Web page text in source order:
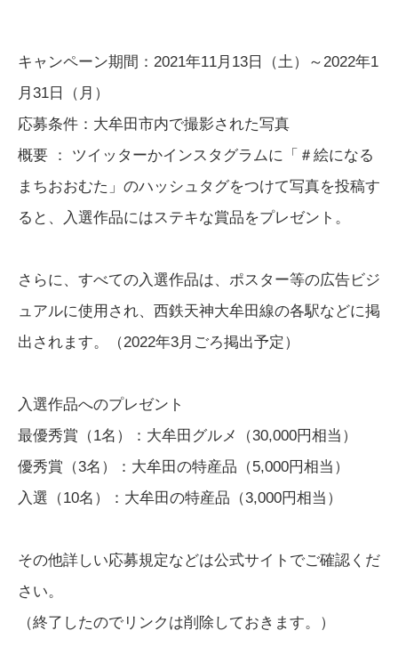
キャンペーン期間：2021年11月13日（土）～2022年1
月31日（月）
応募条件：大牟田市内で撮影された写真
概要 ： ツイッターかインスタグラムに「＃絵になる
まちおおむた」のハッシュタグをつけて写真を投稿す
ると、入選作品にはステキな賞品をプレゼント。
さらに、すべての入選作品は、ポスター等の広告ビジ
ュアルに使用され、西鉄天神大牟田線の各駅などに掲
出されます。（2022年3月ごろ掲出予定）
入選作品へのプレゼント
最優秀賞（1名）：大牟田グルメ（30,000円相当）
優秀賞（3名）：大牟田の特産品（5,000円相当）
入選（10名）：大牟田の特産品（3,000円相当）
その他詳しい応募規定などは公式サイトでご確認くだ
さい。
（終了したのでリンクは削除しておきます。）